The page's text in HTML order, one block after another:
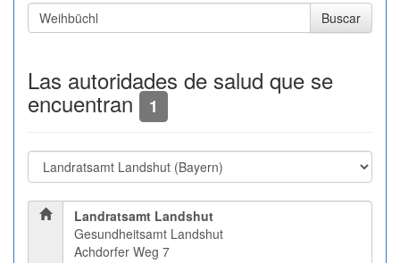
Las autoridades de salud que se
encuentran 1
Landratsamt Landshut
Gesundheitsamt Landshut
Achdorfer Weg 7